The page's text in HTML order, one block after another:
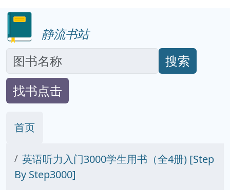
静流书站
搜索
找书点击
首页
英语听力入门3000学生用书（全4册) [Step
By Step3000]